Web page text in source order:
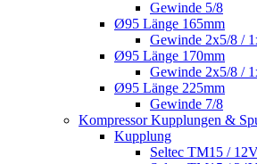
Gewinde 5/8
Ø95 Länge 165mm
Gewinde 2x5/8 /
Ø95 Länge 170mm
Gewinde 2x5/8 /
Ø95 Länge 225mm
Gewinde 7/8
Kompressor Kupplungen &
Kupplung
Seltec TM15 /